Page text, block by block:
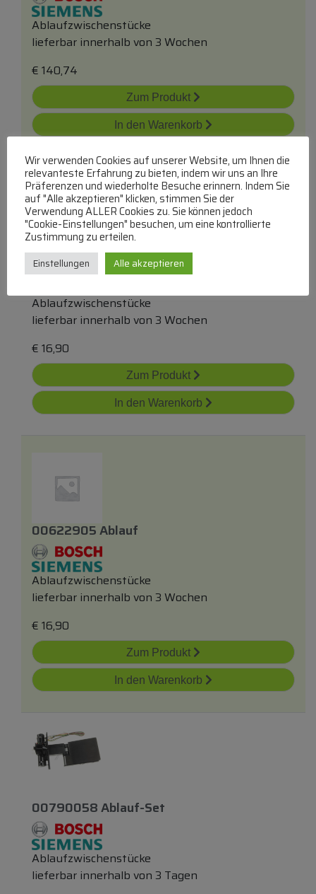
Ablaufzwischenstücke
lieferbar innerhalb von 3 Wochen
€ 140,74
Zum Produkt
In den Warenkorb
00622906 Ablauf
Ablaufzwischenstücke
lieferbar innerhalb von 3 Wochen
€ 16,90
Zum Produkt
In den Warenkorb
00622905 Ablauf
Ablaufzwischenstücke
lieferbar innerhalb von 3 Wochen
€ 16,90
Zum Produkt
In den Warenkorb
00790058 Ablauf-Set
Ablaufzwischenstücke
lieferbar innerhalb von 3 Tagen
Wir verwenden Cookies auf unserer Website, um Ihnen die
relevanteste Erfahrung zu bieten, indem wir uns an Ihre
Präferenzen und wiederholte Besuche erinnern. Indem Sie
auf "Alle akzeptieren" klicken, stimmen Sie der
Verwendung ALLER Cookies zu. Sie können jedoch
"Cookie-Einstellungen" besuchen, um eine kontrollierte
Zustimmung zu erteilen.
Einstellungen Alle akzeptieren